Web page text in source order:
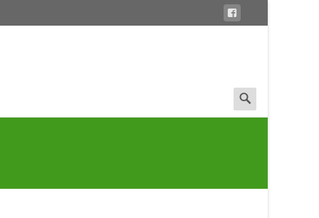
Search
for: